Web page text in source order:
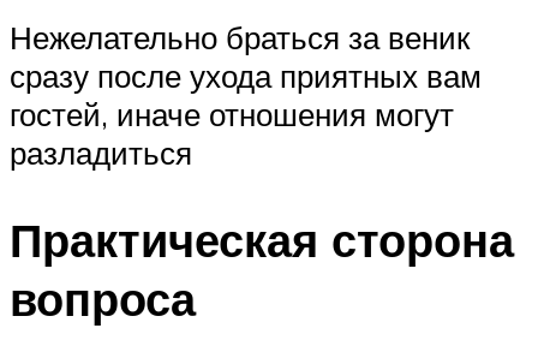
Нежелательно браться за веник
сразу после ухода приятных вам
гостей, иначе отношения могут
разладиться
Практическая сторона
вопроса